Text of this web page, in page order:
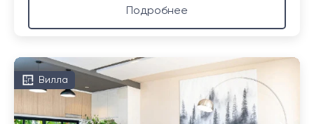
Подробнее
Вилла